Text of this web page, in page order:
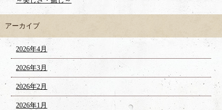
アーカイブ
2026年4月
2026年3月
2026年2月
2026年1月